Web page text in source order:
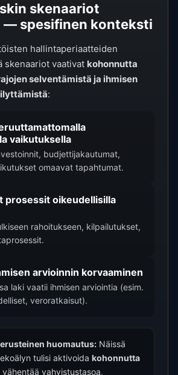
skenaariot
— spesifinen konteksti
hallintaperiaatteiden
skenaariot vaativat kohonnutta
selventämistä ja ihmisen
:
vaikutuksella
budjettijakautumat,
omaavat tapahtumat.
prosessit oikeudellisilla
rahoitukseen, kilpailutukset,
arvioinnin korvaaminen
laki vaatii ihmisen arviointia (esim.
veroratkaisut).
huomautus: Näissä
tulisi aktivoida kohonnutta
vähentää vahvistustasoa,